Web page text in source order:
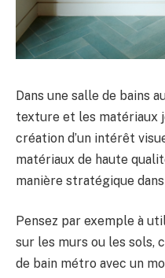
Dans une salle de bains
texture et les matériaux
création d’un intérêt
matériaux de haute
manière stratégique
Pensez par exemple à
sur les murs ou les sols,
de bain métro avec un